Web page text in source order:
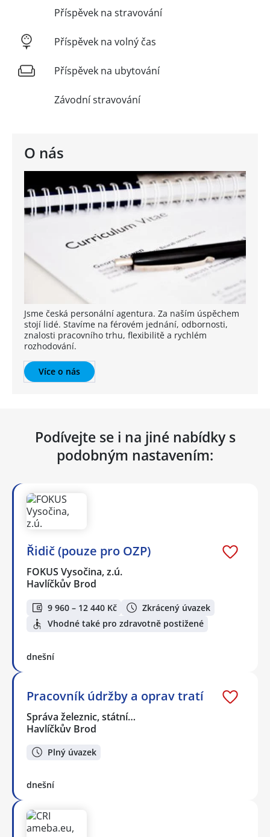
O nás
Jsme česká personální agentura. Za naším úspěchem
stojí lidé. Stavíme na férovém jednání, odbornosti,
znalosti pracovního trhu, flexibilitě a rychlém
rozhodování.
Více o nás
Příspěvek na stravování
Příspěvek na volný čas
Příspěvek na ubytování
Závodní stravování
Podívejte se i na jiné nabídky s
podobným nastavením:
Řidič (pouze pro OZP)
FOKUS Vysočina, z.ú.
Havlíčkův Brod
9 960 – 12 440 Kč
Zkrácený úvazek
Vhodné také pro zdravotně postižené
dnešní
Pracovník údržby a oprav tratí
Správa železnic, státní…
Havlíčkův Brod
Plný úvazek
dnešní